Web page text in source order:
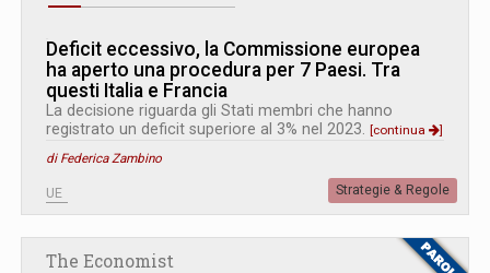
Deficit eccessivo, la Commissione europea
ha aperto una procedura per 7 Paesi. Tra
questi Italia e Francia
La decisione riguarda gli Stati membri che hanno
registrato un deficit superiore al 3% nel 2023. [continua
]
di Federica Zambino
UE Strategie & Regole
The Economist